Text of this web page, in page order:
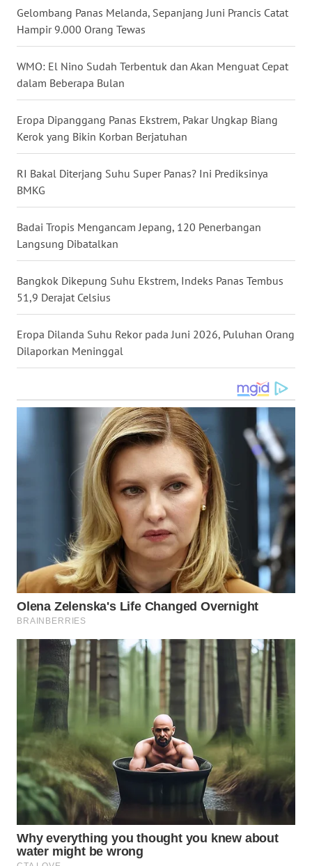
Gelombang Panas Melanda, Sepanjang Juni Prancis Catat
Hampir 9.000 Orang Tewas
WMO: El Nino Sudah Terbentuk dan Akan Menguat Cepat
dalam Beberapa Bulan
Eropa Dipanggang Panas Ekstrem, Pakar Ungkap Biang
Kerok yang Bikin Korban Berjatuhan
RI Bakal Diterjang Suhu Super Panas? Ini Prediksinya
BMKG
Badai Tropis Mengancam Jepang, 120 Penerbangan
Langsung Dibatalkan
Bangkok Dikepung Suhu Ekstrem, Indeks Panas Tembus
51,9 Derajat Celsius
Eropa Dilanda Suhu Rekor pada Juni 2026, Puluhan Orang
Dilaporkan Meninggal
WN
NUSANTARA
WN
JOGJA
WN
JATIM
WN
BALI
WN
WN
KALTENG
KALTARA
GORONTALO
WN
SULUT
MALUKU
WN
MALUT
WN
DAIRI
WN
DANAU
TOBA
WN